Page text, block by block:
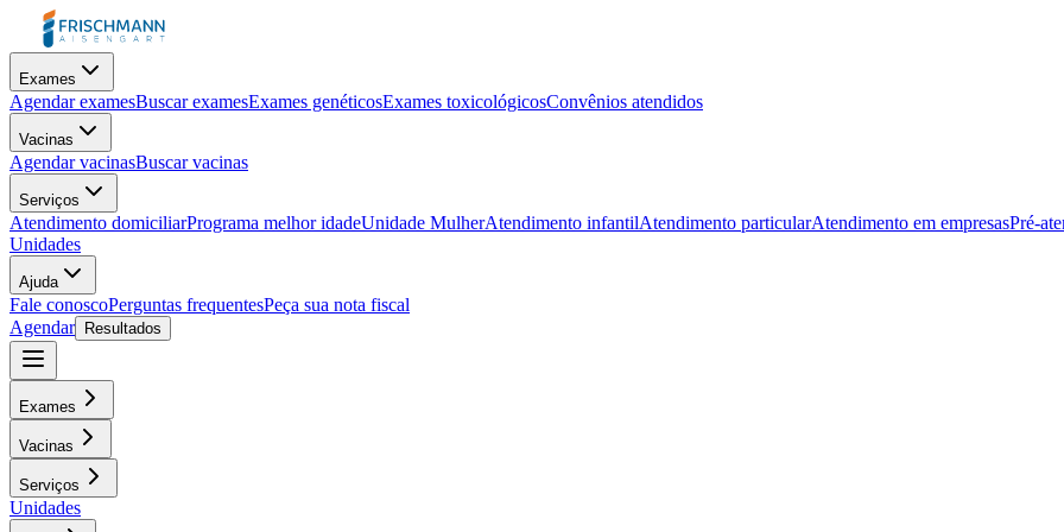
Exames
Agendar examesBuscar examesExames genéticosExames toxicológicosConvênios atendidos
Vacinas
Agendar vacinasBuscar vacinas
Serviços
Atendimento domiciliarPrograma melhor idadeUnidade MulherAtendimento infantilAtendimento particularAtendimento em empresasPré-
Unidades
Ajuda
Fale conoscoPerguntas frequentesPeça sua nota fiscal
Agendar
Resultados
Exames
Vacinas
Serviços
Unidades